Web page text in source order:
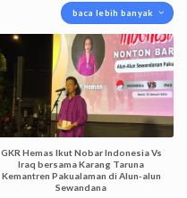
baca lebih banyak
GKR Hemas Ikut Nobar Indonesia Vs
Iraq bersama Karang Taruna
Kemantren Pakualaman di Alun-alun
Sewandana